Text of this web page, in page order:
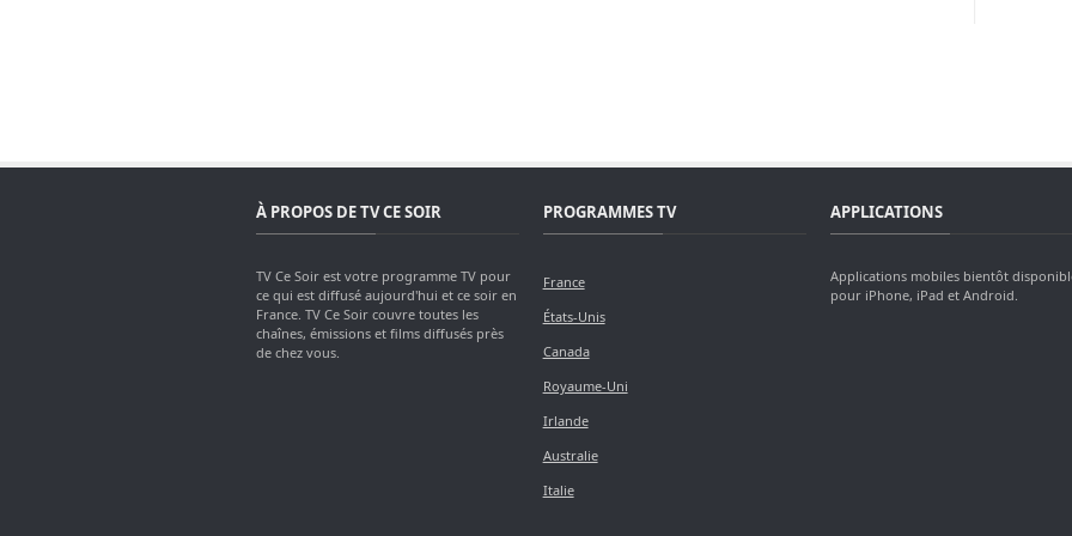
À PROPOS DE TV CE SOIR
TV Ce Soir est votre programme TV pour
ce qui est diffusé aujourd'hui et ce soir en
France. TV Ce Soir couvre toutes les
chaînes, émissions et films diffusés près
de chez vous.
PROGRAMMES TV
France
États-Unis
Canada
Royaume-Uni
Irlande
Australie
Italie
APPLICATIONS
Applications mobiles bientôt
pour iPhone, iPad et Android.